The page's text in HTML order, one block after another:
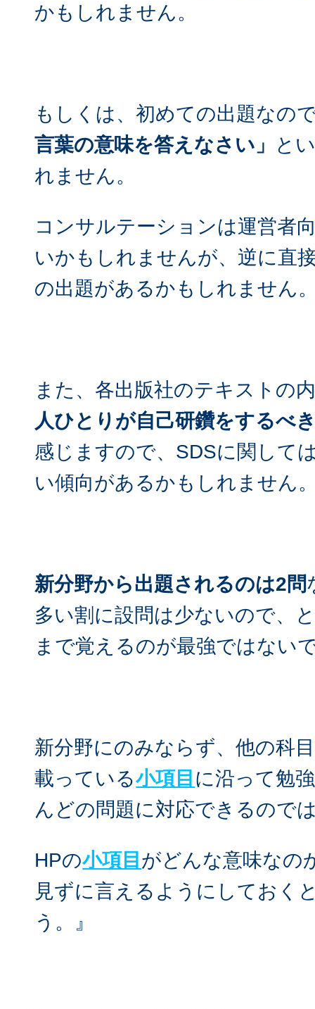
かもしれません。
もしくは、初めての出題なの
言葉の意味を答えなさい」
と
れません。
コンサルテーションは運営者
いかもしれませんが、逆に直
の出題があるかもしれません
また、各出版社のテキストの
人ひとりが自己研鑽をするべ
感じますので、SDSに関して
い傾向があるかもしれません
新分野から出題されるのは2問
多い割に設問は少ないので、
まで覚えるのが最強ではない
新分野にのみならず、他の科
載っている小項目 に沿って勉
んどの問題に対応できるので
HPの小項目 がどんな意味なの
見ずに言えるようにしておく
う。』